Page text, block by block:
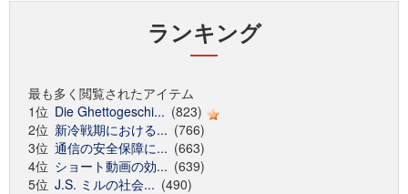
ランキング
最も多く閲覧されたアイテム
1位 Die Ghettogeschi... (823)
2位 新冷戦期における... (766)
3位 通信の安全保障に... (663)
4位 ショート動画の効... (639)
5位 J.S. ミルの社会... (490)